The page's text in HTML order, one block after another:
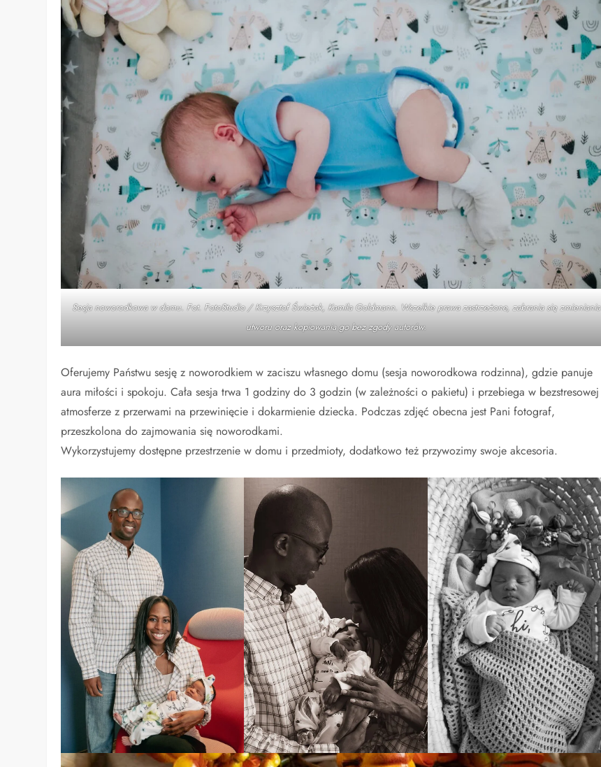
Sesja noworodkowa w domu. Fot. FotoStudio / Krzysztof Świeżak, Kamila Goldmann. Wszelkie prawa zastrzeżone, zabrania się zmieniania
utworu oraz kopiowania go bez zgody autorów.
Oferujemy Państwu sesję z noworodkiem w zaciszu własnego domu (sesja noworodkowa rodzinna), gdzie panuje
aura miłości i spokoju. Cała sesja trwa 1 godziny do 3 godzin (w zależności o pakietu) i przebiega w bezstresowej
atmosferze z przerwami na przewinięcie i dokarmienie dziecka. Podczas zdjęć obecna jest Pani fotograf,
przeszkolona do zajmowania się noworodkami.
Wykorzystujemy dostępne przestrzenie w domu i przedmioty, dodatkowo też przywozimy swoje akcesoria.